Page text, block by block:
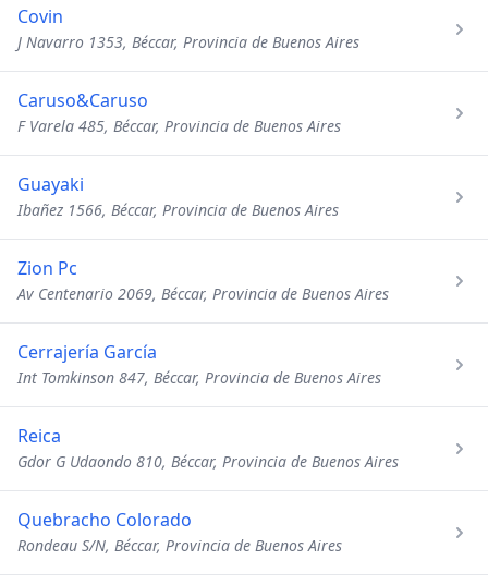
Covin
J Navarro 1353, Béccar, Provincia de Buenos Aires
Caruso&Caruso
F Varela 485, Béccar, Provincia de Buenos Aires
Guayaki
Ibañez 1566, Béccar, Provincia de Buenos Aires
Zion Pc
Av Centenario 2069, Béccar, Provincia de Buenos Aires
Cerrajería García
Int Tomkinson 847, Béccar, Provincia de Buenos Aires
Reica
Gdor G Udaondo 810, Béccar, Provincia de Buenos Aires
Quebracho Colorado
Rondeau S/N, Béccar, Provincia de Buenos Aires